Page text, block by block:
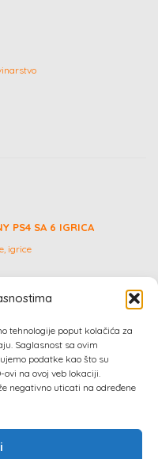
tehnologije poput kolačića za
Saglasnost sa ovim
podatke kao što su
na ovoj veb lokaciji.
negativno uticati na određene
PS4 SA 6 IGRICA
igrice